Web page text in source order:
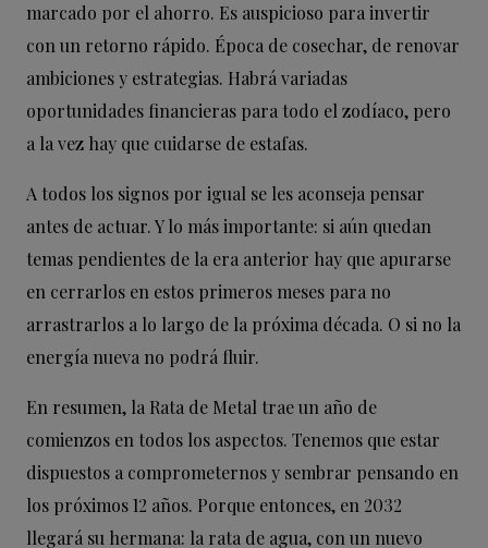
marcado por el ahorro. Es auspicioso para invertir
con un retorno rápido. Época de cosechar, de renovar
ambiciones y estrategias. Habrá variadas
oportunidades financieras para todo el zodíaco, pero
a la vez hay que cuidarse de estafas.
A todos los signos por igual se les aconseja pensar
antes de actuar. Y lo más importante: si aún quedan
temas pendientes de la era anterior hay que apurarse
en cerrarlos en estos primeros meses para no
arrastrarlos a lo largo de la próxima década. O si no la
energía nueva no podrá fluir.
En resumen, la Rata de Metal trae un año de
comienzos en todos los aspectos. Tenemos que estar
dispuestos a comprometernos y sembrar pensando en
los próximos 12 años. Porque entonces, en 2032
llegará su hermana: la rata de agua, con un nuevo